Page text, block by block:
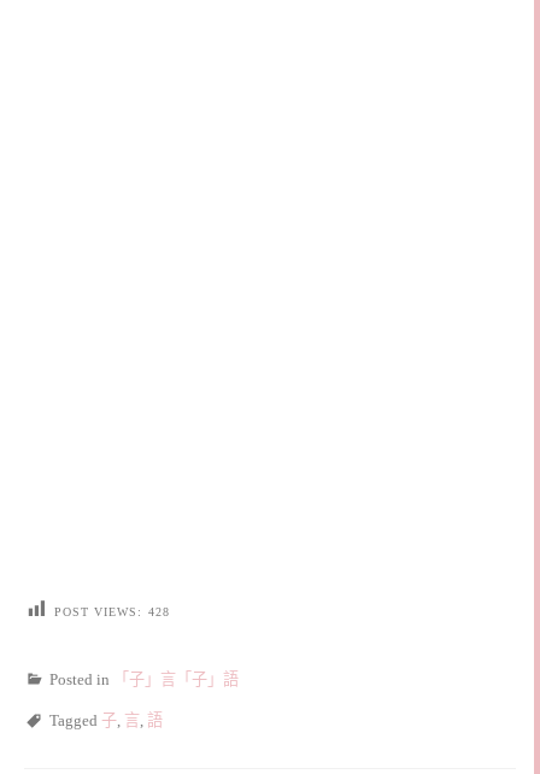
POST VIEWS: 428
Posted in 「子」言「子」語
Tagged 子 言 語